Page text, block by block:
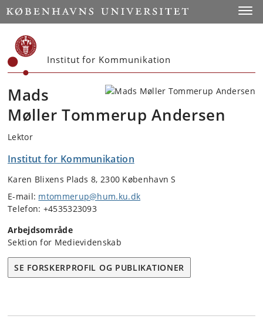
Start
Institut for Kommunikation
Mads
Møller Tommerup Andersen
Lektor
Institut for Kommunikation
Karen Blixens Plads 8, 2300 København S
E-mail: mtommerup@hum.ku.dk
Telefon: +4535323093
Arbejdsområde
Sektion for Medievidenskab
SE FORSKERPROFIL OG PUBLIKATIONER